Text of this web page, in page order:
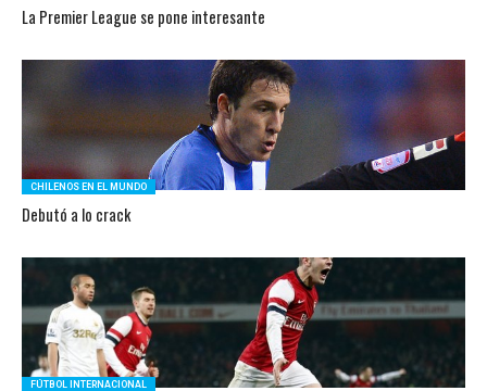
La Premier League se pone interesante
CHILENOS EN EL MUNDO
Debutó a lo crack
FÚTBOL INTERNACIONAL